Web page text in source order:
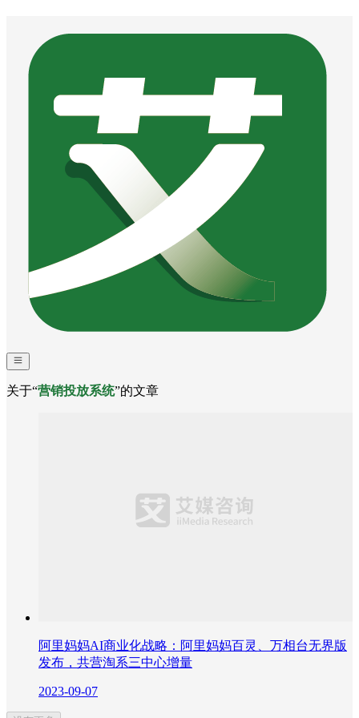
关于“营销投放系统”的文章
阿里妈妈AI商业化战略：阿里妈妈百灵、万相台无界版
发布，共营淘系三中心增量
2023-09-07